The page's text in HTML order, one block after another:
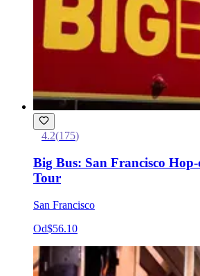
4.2(175)
Big Bus: San Francisco
Tour
San Francisco
Od$56.10